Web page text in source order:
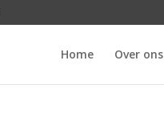
Home Over ons